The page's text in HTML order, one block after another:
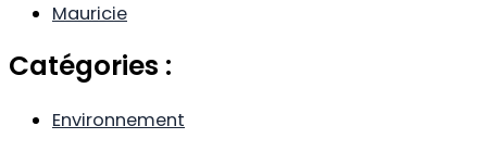
Mauricie
Catégories :
Environnement